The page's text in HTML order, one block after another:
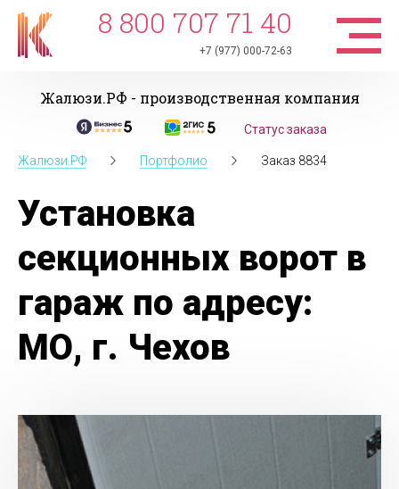
8 800 707 71 40
+7 (977) 000-72-63
Жалюзи.РФ - производственная компания
Статус заказа
Жалюзи.РФ Портфолио Заказ 8834
Установка
секционных ворот в
гараж по адресу:
МО, г. Чехов